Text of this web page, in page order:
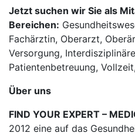
Jetzt suchen wir Sie als
Bereichen:
Fachärztin, Oberarzt,
Versorgung,
Patientenbetreuung,
Über uns
FIND YOUR EXPERT –
2012 eine auf das